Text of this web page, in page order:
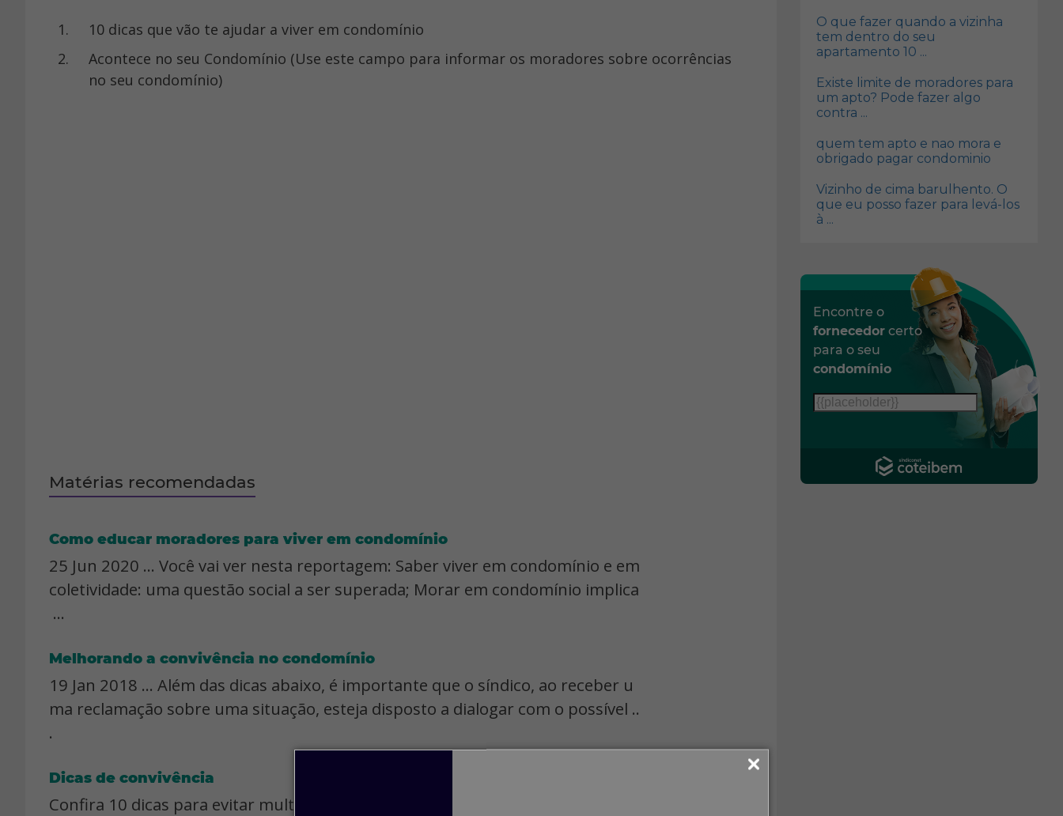
10 dicas que vão te ajudar a viver em condomínio
Acontece no seu Condomínio (Use este campo para informar os moradores sobre ocorrências
no seu condomínio)
Matérias recomendadas
Como educar moradores para viver em condomínio
25 Jun 2020 ... Você vai ver nesta reportagem: Saber viver em condomínio e em
coletividade: uma questão social a ser superada; Morar em condomínio implica
...
Melhorando a convivência no condomínio
19 Jan 2018 ... Além das dicas abaixo, é importante que o síndico, ao receber u
ma reclamação sobre uma situação, esteja disposto a dialogar com o possível ..
.
Dicas de convivência
Confira 10 dicas para evitar multas no condomínio ... administradora de condo
O que fazer quando a vizinha
tem dentro do seu
apartamento 10 ...
Existe limite de moradores para
um apto? Pode fazer algo
contra ...
quem tem apto e nao mora e
obrigado pagar condominio
Vizinho de cima barulhento. O
que eu posso fazer para levá-los
à ...
Encontre o
fornecedor certo
para o seu
condomínio